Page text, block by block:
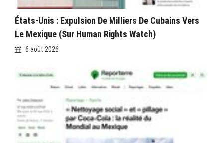
États-Unis : Expulsion De Milliers De Cubains Vers
Le Mexique (sur Human Rights Watch)
6 août 2026